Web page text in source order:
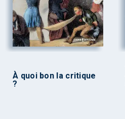
À quoi bon la critique
?